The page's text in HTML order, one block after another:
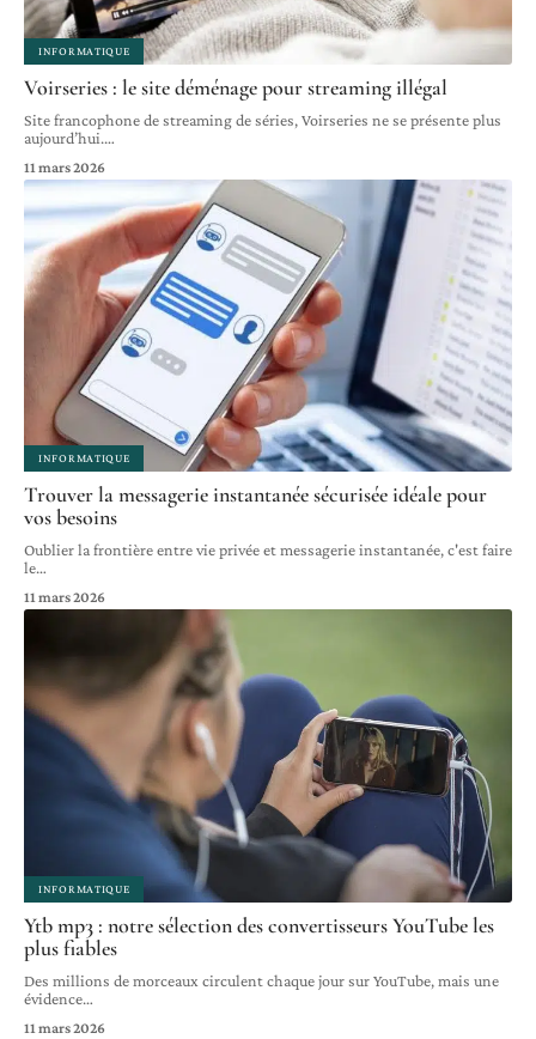
INFORMATIQUE
Voirseries : le site déménage pour streaming illégal
Site francophone de streaming de séries, Voirseries ne se présente plus
aujourd’hui.…
11 mars 2026
INFORMATIQUE
Trouver la messagerie instantanée sécurisée idéale pour
vos besoins
Oublier la frontière entre vie privée et messagerie instantanée, c'est faire
le…
11 mars 2026
INFORMATIQUE
Ytb mp3 : notre sélection des convertisseurs YouTube les
plus fiables
Des millions de morceaux circulent chaque jour sur YouTube, mais une
évidence…
11 mars 2026